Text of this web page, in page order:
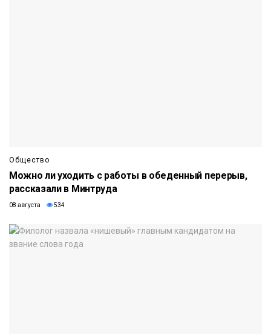
Общество
Можно ли уходить с работы в обеденный перерыв,
рассказали в Минтруда
08 августа 534